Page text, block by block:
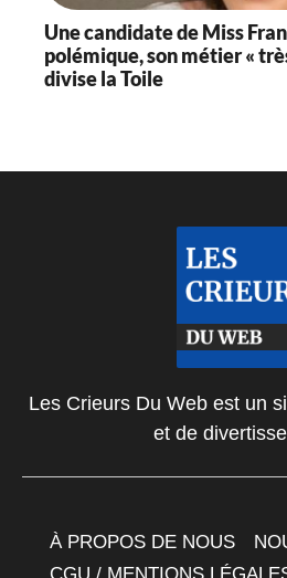
Une candidate de Miss
polémique, son métier «
divise la Toile
Les Crieurs Du Web est un
et de
À PROPOS DE NOUS
CGU / MENTIONS